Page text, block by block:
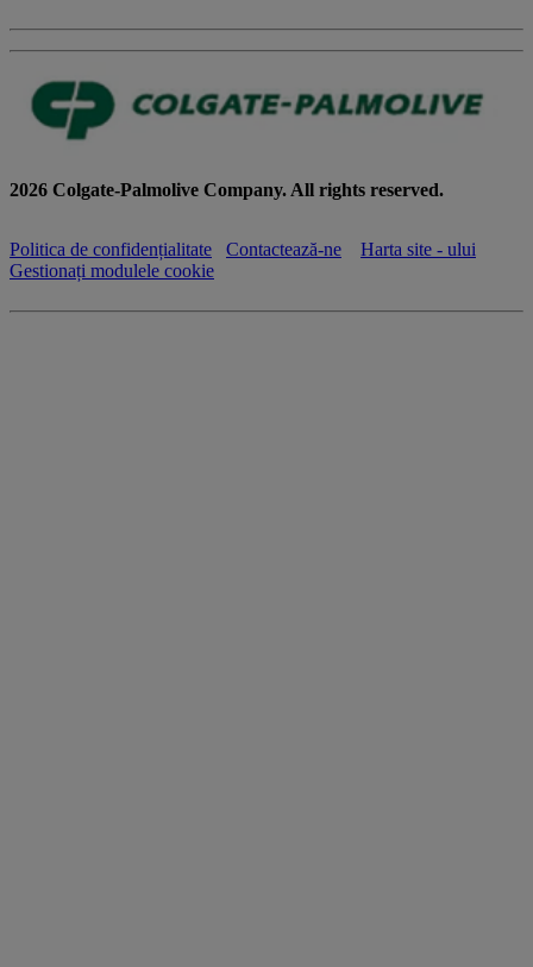
2026 Colgate-Palmolive Company. All rights reserved.
Politica de confidențialitate Contactează-ne
Harta site - ului
Gestionați modulele cookie